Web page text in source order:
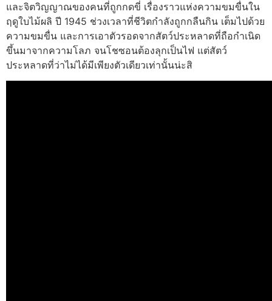
และจิตวิญญาณของคนที่ถูกกดขี่ เรื่องราวแห่งความขมขื่นใน
ฤดูใบไม้ผลิ ปี 1945 ช่วงเวลาที่ชีวิตกำลังถูกกลืนกิน เต็มไปด้วย
ความขมขื่น และการเอาตัวรอดจากสัตว์ประหลาดที่ถือกำเนิด
ขึ้นมาจากความโลภ จนโชซอนต้องลุกเป็นไฟ แต่สัตว์
ประหลาดที่ว่าไม่ได้มีเพียงตัวเดียวเท่านั้นน่ะสิ